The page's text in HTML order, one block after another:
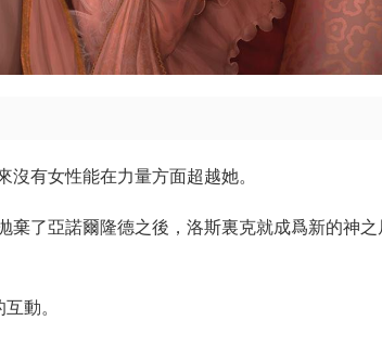
有女性能在力量方面超越她。
棄了亞諾爾隆德之後，洛斯裏克就成爲新的神之
動。